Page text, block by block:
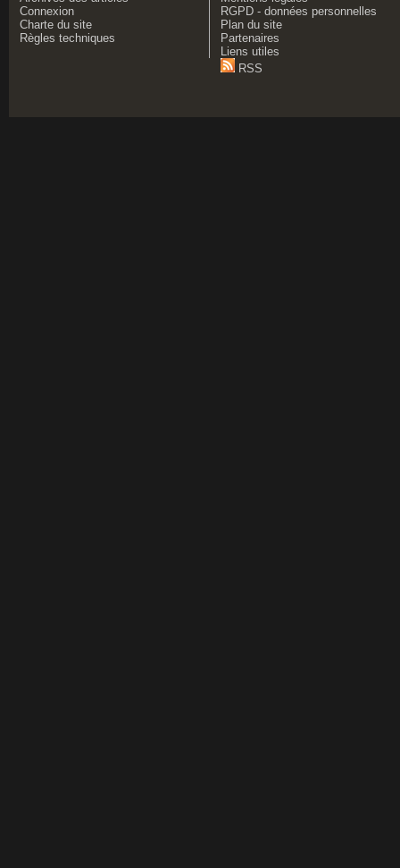
Connexion
Charte du site
Règles techniques
RGPD - données personnelles
Plan du site
Partenaires
Liens utiles
RSS